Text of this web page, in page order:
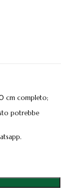
cm completo;
potrebbe